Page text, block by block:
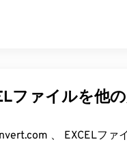
ファイルを他
FreeConvert.com